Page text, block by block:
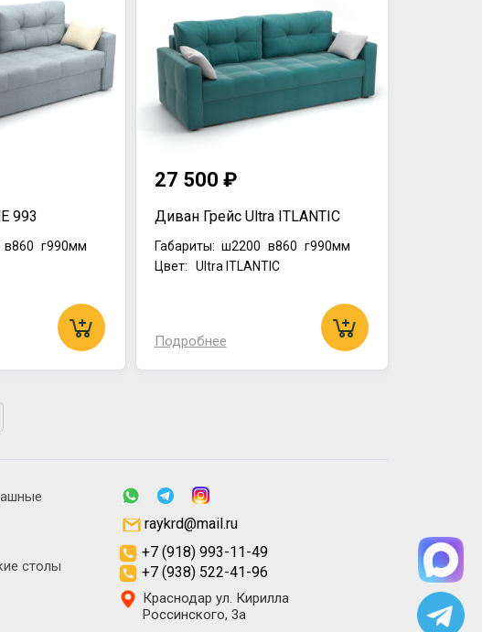
993
в860 г990мм
27 500 ₽
Диван Грейс Ultra ITLANTIC
Габариты: ш2200 в860 г990мм
Цвет: Ultra ITLANTIC
Подробнее
Краснодар ул. Кирилла
Россинского, 3а
столы
+7 (918) 993-11-49
+7 (938) 522-41-96
raykrd@mail.ru